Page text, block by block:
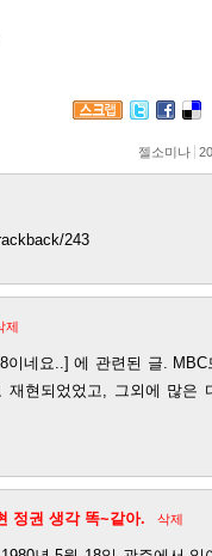
젤소미나
243
제
이네요..] 에 관련된 글.
재현되었었고, 그외에 많은
정권 생각 똑~같아. 삭제